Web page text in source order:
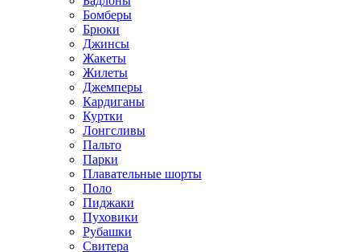
Бомберы
Брюки
Джинсы
Жакеты
Жилеты
Джемперы
Кардиганы
Куртки
Лонгсливы
Пальто
Парки
Плавательные шорты
Поло
Пиджаки
Пуховики
Рубашки
Свитера